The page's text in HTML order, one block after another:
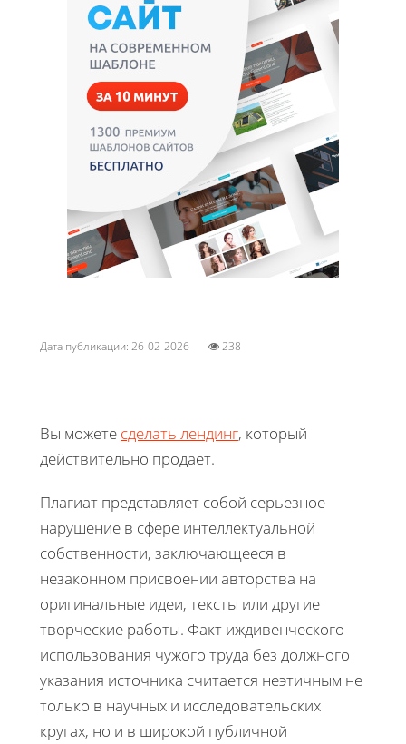
Дата публикации: 26-02-2026 238
Вы можете сделать лендинг, который
действительно продает.
Плагиат представляет собой серьезное
нарушение в сфере интеллектуальной
собственности, заключающееся в
незаконном присвоении авторства на
оригинальные идеи, тексты или другие
творческие работы. Факт иждивенческого
использования чужого труда без должного
указания источника считается неэтичным не
только в научных и исследовательских
кругах, но и в широкой публичной